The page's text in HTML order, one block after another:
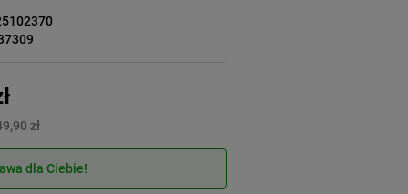
zł
dla Ciebie!